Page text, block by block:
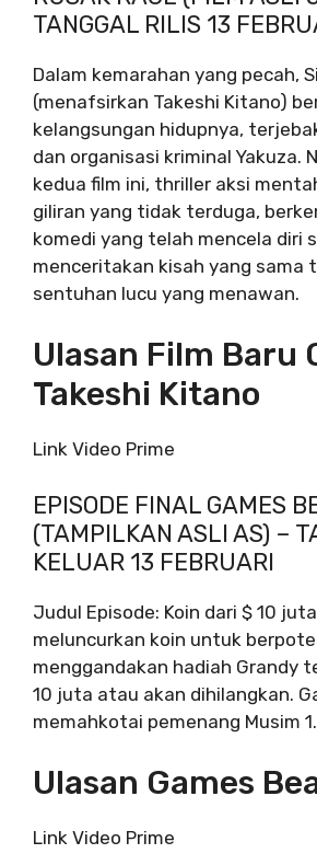
TANGGAL RILIS 13
Dalam kemarahan yang pecah,
(menafsirkan Takeshi Kitano)
kelangsungan hidupnya,
dan organisasi kriminal Yakuza.
kedua film ini, thriller aksi
giliran yang tidak terduga,
komedi yang telah mencela diri
menceritakan kisah yang sama
sentuhan lucu yang menawan.
Ulasan Film Baru
Takeshi Kitano
Link Video Prime
EPISODE FINAL GAMES
(TAMPILKAN ASLI AS) –
KELUAR 13 FEBRUARI
Judul Episode: Koin dari $ 10
meluncurkan koin untuk
menggandakan hadiah Grandy
10 juta atau akan dihilangkan.
memahkotai pemenang Musim 1.
Ulasan Games
Link Video Prime